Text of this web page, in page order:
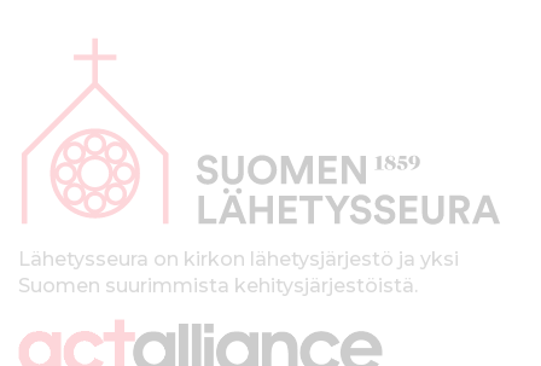
p
kLähetysseura on kirkon lähetysjärjestö ja yksi
Suomen suurimmista kehitysjärjestöistä.